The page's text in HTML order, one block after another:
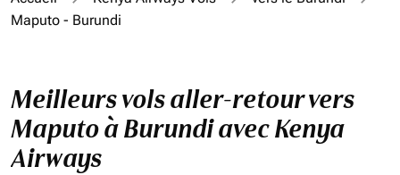
Maputo - Burundi
Meilleurs vols aller-retour vers
Maputo à Burundi avec Kenya
Airways